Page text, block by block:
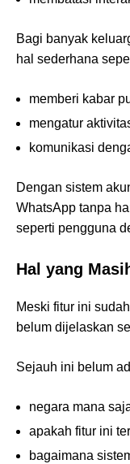
Bagi banyak
hal sederhana
memberi kabar
mengatur
komunikasi
Dengan sistem
WhatsApp tanpa
seperti pengguna
Hal yang
Meski fitur ini
belum dijelaskan
Sejauh ini belum
negara mana
apakah fitur ini
bagaimana